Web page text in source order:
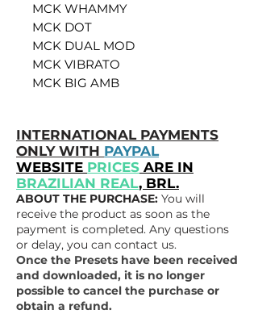
MCK WHAMMY
MCK DOT
MCK DUAL MOD
MCK VIBRATO
MCK BIG AMB
INTERNATIONAL PAYMENTS
ONLY WITH PAYPAL
WEBSITE PRICES ARE IN
BRAZILIAN REAL, BRL.
ABOUT THE PURCHASE: You will
receive the product as soon as the
payment is completed. Any questions
or delay, you can contact us.
Once the Presets have been received
and downloaded, it is no longer
possible to cancel the purchase or
obtain a refund.